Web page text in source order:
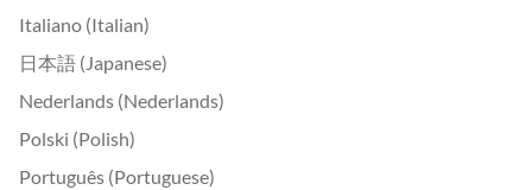
Italiano (Italian)
日本語 (Japanese)
Nederlands (Nederlands)
Polski (Polish)
Português (Portuguese)